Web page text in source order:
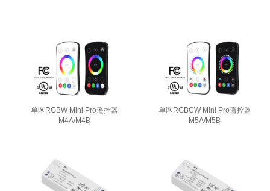
单区RGBW Mini Pro遥控器
M4A/M4B
单区RGBCW Mini Pro遥控器
M5A/M5B